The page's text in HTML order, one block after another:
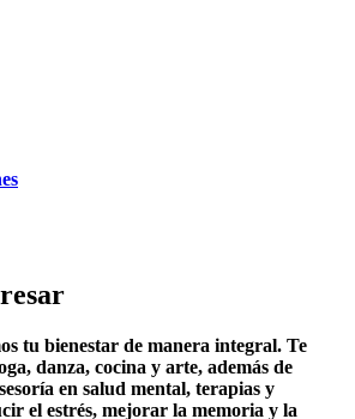
tu bienestar de manera integral. Te
danza, cocina y arte, además de
en salud mental, terapias y
el estrés, mejorar la memoria y la